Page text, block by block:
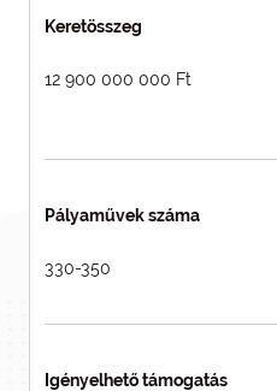
Keretösszeg
12 900 000 000 Ft
Pályaművek száma
330-350
Igényelhető támogatás